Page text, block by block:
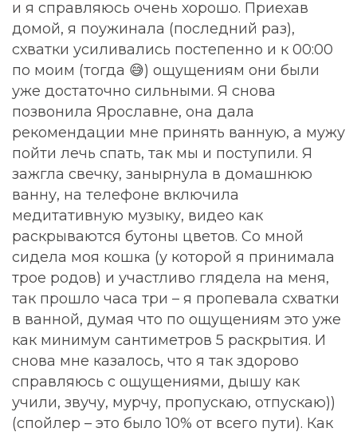
и я справляюсь очень хорошо. Приехав
домой, я поужинала (последний раз),
схватки усиливались постепенно и к 00:00
по моим (тогда 😅) ощущениям они были
уже достаточно сильными. Я снова
позвонила Ярославне, она дала
рекомендации мне принять ванную, а мужу
пойти лечь спать, так мы и поступили. Я
зажгла свечку, занырнула в домашнюю
ванну, на телефоне включила
медитативную музыку, видео как
раскрываются бутоны цветов. Со мной
сидела моя кошка (у которой я принимала
трое родов) и участливо глядела на меня,
так прошло часа три – я пропевала схватки
в ванной, думая что по ощущениям это уже
как минимум сантиметров 5 раскрытия. И
снова мне казалось, что я так здорово
справляюсь с ощущениями, дышу как
учили, звучу, мурчу, пропускаю, отпускаю))
(спойлер – это было 10% от всего пути). Как